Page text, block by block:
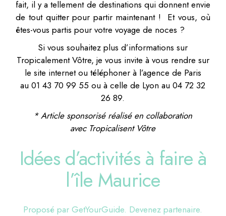
fait, il y a tellement de destinations qui donnent envie
de tout quitter pour partir maintenant ! Et vous, où
êtes-vous partis pour votre voyage de noces ?
Si vous souhaitez plus d’informations sur
Tropicalement Vôtre, je vous invite à vous rendre sur
le site internet ou téléphoner à l’agence de Paris
au 01 43 70 99 55 ou à celle de Lyon au 04 72 32
26 89.
* Article sponsorisé réalisé en collaboration
avec Tropicalisent Vôtre
Idées d’activités à faire à
l’île Maurice
Proposé par GetYourGuide. Devenez partenaire.